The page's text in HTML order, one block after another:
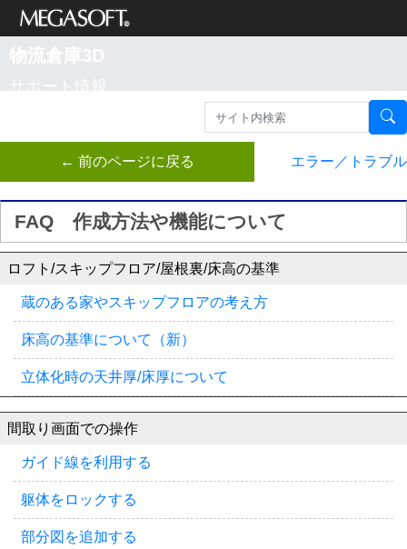
メガソフト株式
会社
物流倉庫3D
サポート情報
← 前のページに戻る エラー／トラブル
FAQ 作成方法や機能について
ロフト/スキップフロア/屋根裏/床高の基準
蔵のある家やスキップフロアの考え方
床高の基準について（新）
立体化時の天井厚/床厚について
間取り画面での操作
ガイド線を利用する
躯体をロックする
部分図を追加する